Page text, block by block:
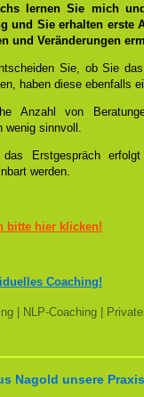
lernen Sie mich
und Sie erhalten erste
und Veränderungen
Sie, ob Sie
haben diese ebenfalls
Anzahl von
wenig sinnvoll.
das Erstgespräch
werden.
bitte hier klicken!
Coaching!
| NLP-Coaching |
Nagold unsere